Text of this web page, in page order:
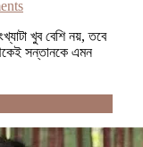
খুব বেশি নয়, তবে
সন্তানকে এমন